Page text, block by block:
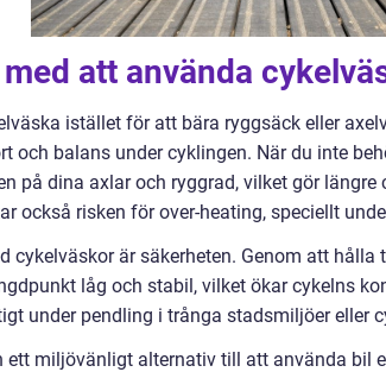
att använda
istället för att bära ryggsäck eller
och balans under cyklingen. När du inte
på dina axlar och ryggrad, vilket gör längre
också risken för over-heating, speciellt
cykelväskor är säkerheten. Genom att
låg och stabil, vilket ökar cykelns
under pendling i trånga stadsmiljöer eller
ett miljövänligt alternativ till att använda bil